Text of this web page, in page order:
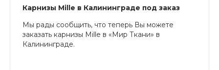
Карнизы Mille в Калининграде под заказ
Мы рады сообщить, что теперь Вы можете
заказать карнизы Mille в «Мир Ткани» в
Калининграде.